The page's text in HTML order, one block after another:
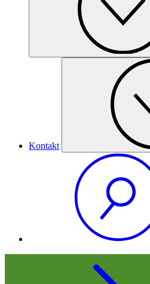
Kontakt